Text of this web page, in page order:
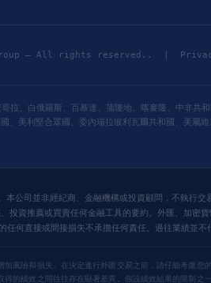
Group — All rights reserved.. |
拉、白俄羅斯、百慕達、蒲隆地、喀麥隆、中非
、美利堅合眾國、委內瑞拉玻利瓦爾共和國、美屬維
公司並非經紀商、金融機構或投資顧問，不執行
投資推薦或買賣任何金融工具的要約。外匯、加
何直接或間接損失不承擔任何責任。過往業績並不
風險和損失。在決定進行外匯交易之前，請仔細考慮
的績效之間往往存在顯著差異。假設績效結果的限制